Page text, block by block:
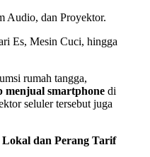
Audio, dan Proyektor.
Es, Mesin Cuci, hingga
rumah tangga,
menjual smartphone di
seluler tersebut juga
Lokal dan Perang Tarif